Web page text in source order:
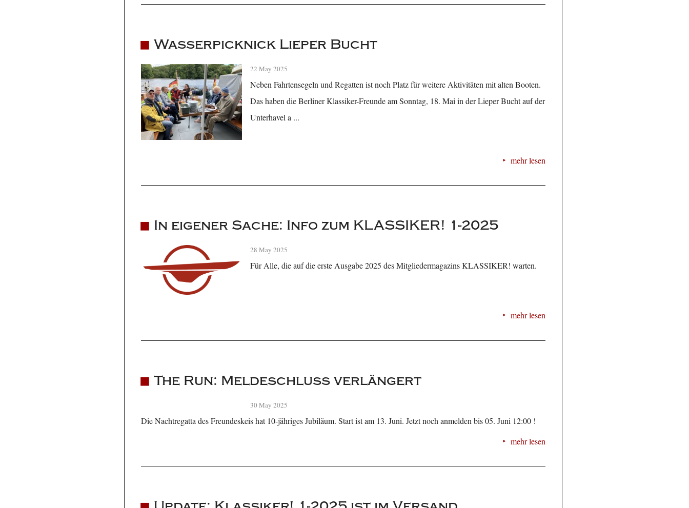
Wasserpicknick Lieper Bucht
22 May 2025
Neben Fahrtensegeln und Regatten ist noch Platz für weitere Aktivitäten mit alten Booten.
Das haben die Berliner Klassiker-Freunde am Sonntag, 18. Mai in der Lieper Bucht auf der
Unterhavel a ...
mehr lesen
In eigener Sache: Info zum KLASSIKER! 1-2025
28 May 2025
Für Alle, die auf die erste Ausgabe 2025 des Mitgliedermagazins KLASSIKER! warten.
mehr lesen
The Run: Meldeschluss verlängert
30 May 2025
Die Nachtregatta des Freundeskeis hat 10-jähriges Jubiläum. Start ist am 13. Juni. Jetzt noch anmelden bis 05. Juni 12:00 !
mehr lesen